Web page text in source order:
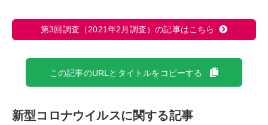
第3回調査（2021年2月調査）の記事はこちら
この記事のURLとタイトルをコピーする
新型コロナウイルスに関する記事